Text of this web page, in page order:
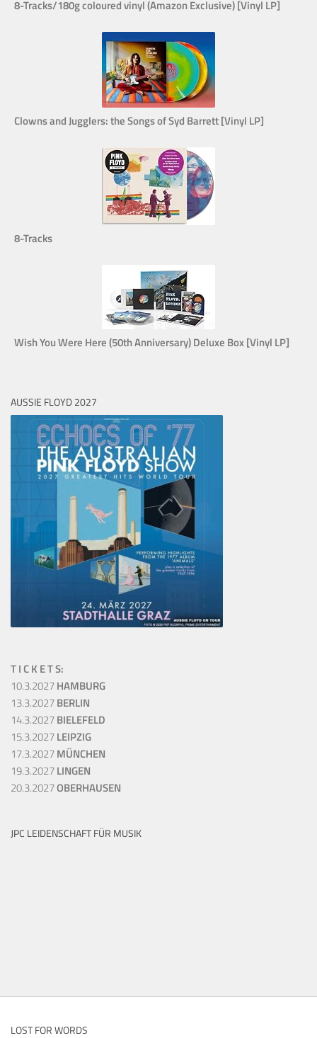
8-Tracks/180g coloured vinyl (Amazon Exclusive) [Vinyl LP]
Clowns and Jugglers: the Songs of Syd Barrett [Vinyl LP]
8-Tracks
Wish You Were Here (50th Anniversary) Deluxe Box [Vinyl LP]
AUSSIE FLOYD 2027
T I C K E T S:
10.3.2027HAMBURG
13.3.2027BERLIN
14.3.2027BIELEFELD
15.3.2027LEIPZIG
17.3.2027MÜNCHEN
19.3.2027LINGEN
20.3.2027OBERHAUSEN
JPC LEIDENSCHAFT FÜR MUSIK
LOST FOR WORDS